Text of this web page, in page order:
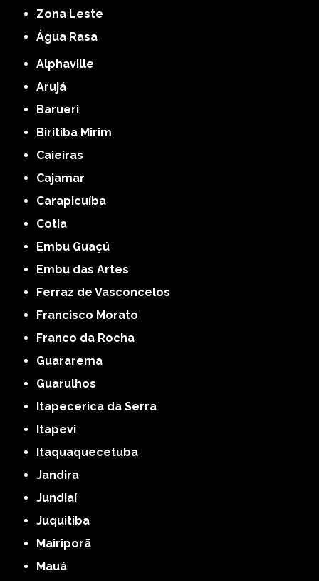
Zona Leste
Água Rasa
Alphaville
Arujá
Barueri
Biritiba Mirim
Caieiras
Cajamar
Carapicuíba
Cotia
Embu Guaçú
Embu das Artes
Ferraz de Vasconcelos
Francisco Morato
Franco da Rocha
Guararema
Guarulhos
Itapecerica da Serra
Itapevi
Itaquaquecetuba
Jandira
Jundiaí
Juquitiba
Mairiporã
Mauá